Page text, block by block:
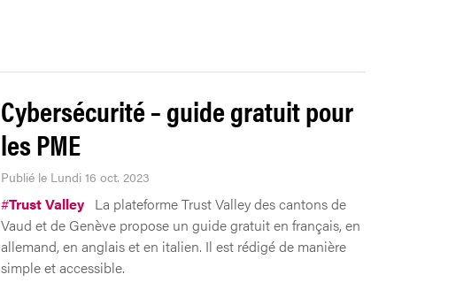
Cybersécurité – guide gratuit pour
les PME
Publié le Lundi 16 oct. 2023
#Trust Valley La plateforme Trust Valley des cantons de
Vaud et de Genève propose un guide gratuit en français, en
allemand, en anglais et en italien. Il est rédigé de manière
simple et accessible.